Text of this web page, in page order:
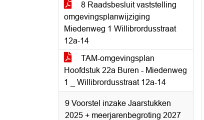
8 Raadsbesluit vaststelling
omgevingsplanwijziging
Miedenweg 1 Willibrordusstraat
12a-14
TAM-omgevingsplan
Hoofdstuk 22a Buren - Miedenweg
1 _ Willibrordusstraat 12a-14
9 Voorstel inzake Jaarstukken
2025 + meerjarenbegroting 2027